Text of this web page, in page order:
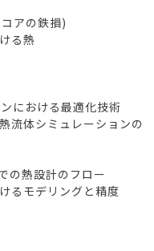
アの鉄損)
る熱
における最適化技術
体シミュレーションの
熱設計のフロー
るモデリングと精度